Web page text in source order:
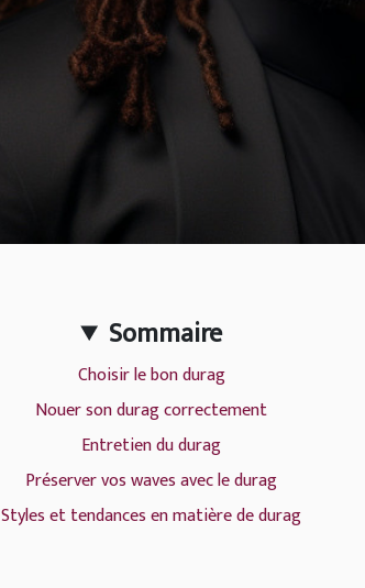
Sommaire
Choisir le bon durag
Nouer son durag correctement
Entretien du durag
Préserver vos waves avec le durag
Styles et tendances en matière de durag